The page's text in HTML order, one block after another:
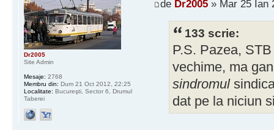
de Dr2005» Mar 25 Ian
133 scrie:
P.S. Pazea,
vechime, ma
sindromul
dat pe la niciun
Dr2005
Site Admin
Mesaje: 2768
Membru din: Dum 21 Oct 2012, 22:25
Localitate: Bucureşti, Sector 6, Drumul
Taberei